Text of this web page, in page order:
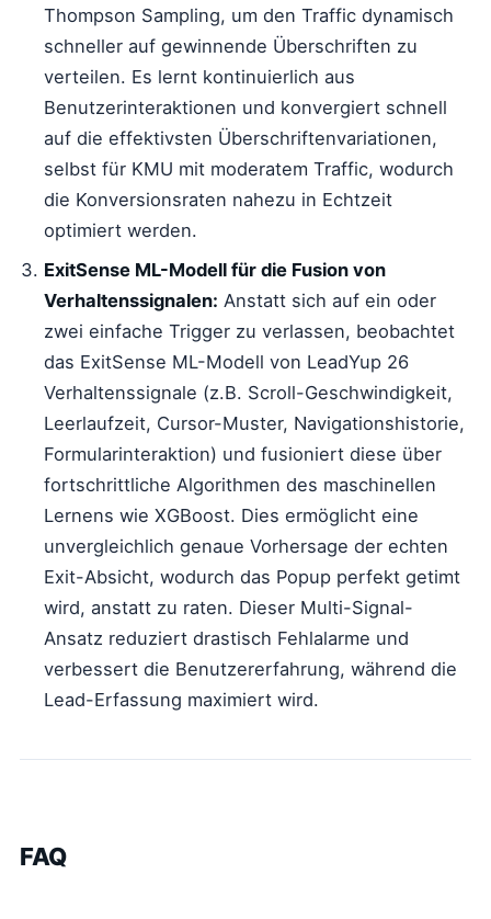
Thompson Sampling, um den Traffic dynamisch
schneller auf gewinnende Überschriften zu
verteilen. Es lernt kontinuierlich aus
Benutzerinteraktionen und konvergiert schnell
auf die effektivsten Überschriftenvariationen,
selbst für KMU mit moderatem Traffic, wodurch
die Konversionsraten nahezu in Echtzeit
optimiert werden.
ExitSense ML-Modell für die Fusion von
Verhaltenssignalen: Anstatt sich auf ein oder
zwei einfache Trigger zu verlassen, beobachtet
das ExitSense ML-Modell von LeadYup 26
Verhaltenssignale (z.B. Scroll-Geschwindigkeit,
Leerlaufzeit, Cursor-Muster, Navigationshistorie,
Formularinteraktion) und fusioniert diese über
fortschrittliche Algorithmen des maschinellen
Lernens wie XGBoost. Dies ermöglicht eine
unvergleichlich genaue Vorhersage der echten
Exit-Absicht, wodurch das Popup perfekt getimt
wird, anstatt zu raten. Dieser Multi-Signal-
Ansatz reduziert drastisch Fehlalarme und
verbessert die Benutzererfahrung, während die
Lead-Erfassung maximiert wird.
FAQ